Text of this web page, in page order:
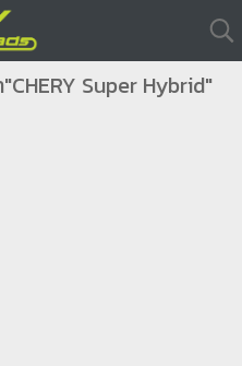
Super Hybrid"